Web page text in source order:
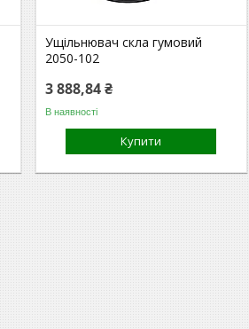
Ущільнювач скла гумовий
2050-102
3 888,84 ₴
В наявності
Купити